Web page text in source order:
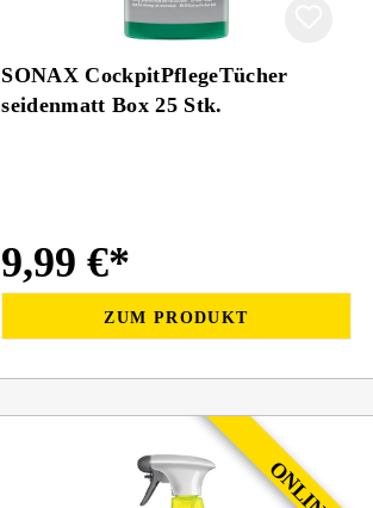
SONAX CockpitPflegeTücher
seidenmatt Box 25 Stk.
9,99 €*
ZUM PRODUKT